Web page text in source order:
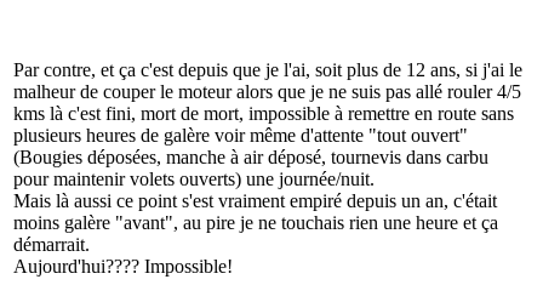
Par contre, et ça c'est depuis que je l'ai, soit plus de 12 ans, si j'ai le
malheur de couper le moteur alors que je ne suis pas allé rouler 4/5
kms là c'est fini, mort de mort, impossible à remettre en route sans
plusieurs heures de galère voir même d'attente "tout ouvert"
(Bougies déposées, manche à air déposé, tournevis dans carbu
pour maintenir volets ouverts) une journée/nuit.
Mais là aussi ce point s'est vraiment empiré depuis un an, c'était
moins galère "avant", au pire je ne touchais rien une heure et ça
démarrait.
Aujourd'hui???? Impossible!